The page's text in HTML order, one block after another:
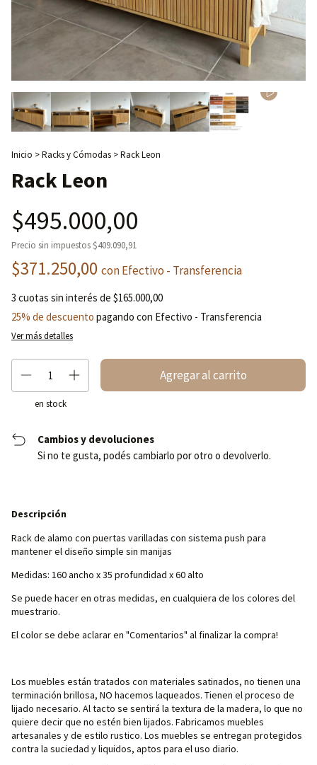
Inicio >Racks y Cómodas >Rack Leon
Rack Leon
$495.000,00
Precio sin impuestos$409.090,91
$371.250,00 conEfectivo - Transferencia
3 cuotas sin interés de $165.000,00
25% de descuento pagando con Efectivo - Transferencia
Ver más detalles
en stock
Cambios y devoluciones
Si no te gusta, podés cambiarlo por otro o devolverlo.
Descripción
Rack de alamo con puertas varilladas con sistema push para
mantener el diseño simple sin manijas
Medidas: 160 ancho x 35 profundidad x 60 alto
Se puede hacer en otras medidas, en cualquiera de los colores del
muestrario.
El color se debe aclarar en "Comentarios" al finalizar la compra!
Los muebles están tratados con materiales satinados, no tienen una
terminación brillosa, NO hacemos laqueados. Tienen el proceso de
lijado necesario. Al tacto se sentirá la textura de la madera, lo que no
quiere decir que no estén bien lijados. Fabricamos muebles
artesanales y de estilo rustico. Los muebles se entregan protegidos
contra la suciedad y liquidos, aptos para el uso diario.